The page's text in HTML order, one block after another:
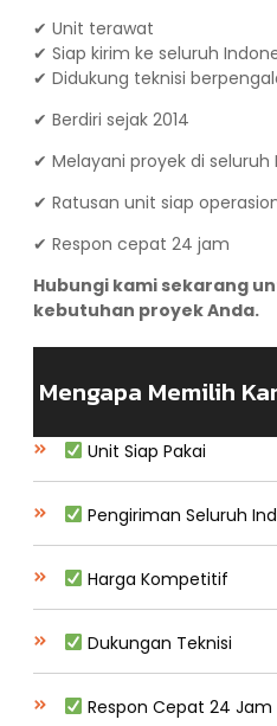
✔ Unit terawat
✔ Siap kirim ke seluruh
✔ Didukung teknisi
✔ Berdiri sejak 2014
✔ Melayani proyek di seluruh
✔ Ratusan unit siap
✔ Respon cepat 24 jam
Hubungi kami sekarang
kebutuhan proyek Anda.
Mengapa Memilih
Unit Siap Pakai
Pengiriman Seluruh
Harga Kompetitif
Dukungan Teknisi
Respon Cepat 24 Jam